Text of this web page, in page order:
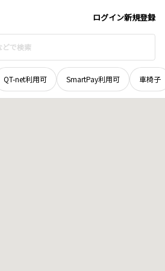
ログイン新規登録
QT-net利用可 SmartPay利用可 車椅子